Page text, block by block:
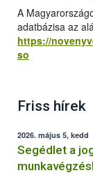
A
adatbázisa az
https://
so
Friss hírek
2026. május 5, kedd
Segédlet a